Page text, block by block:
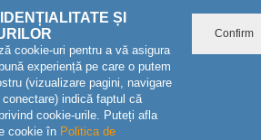
ȘI
cookie-uri pentru a vă asigura
experiență pe care o putem
(vizualizare pagini, navigare
indică faptul că
cookie-urile. Puteți afla
cookie în Politica de
Confirm